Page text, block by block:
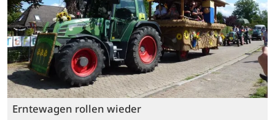
Erntewagen rollen wieder